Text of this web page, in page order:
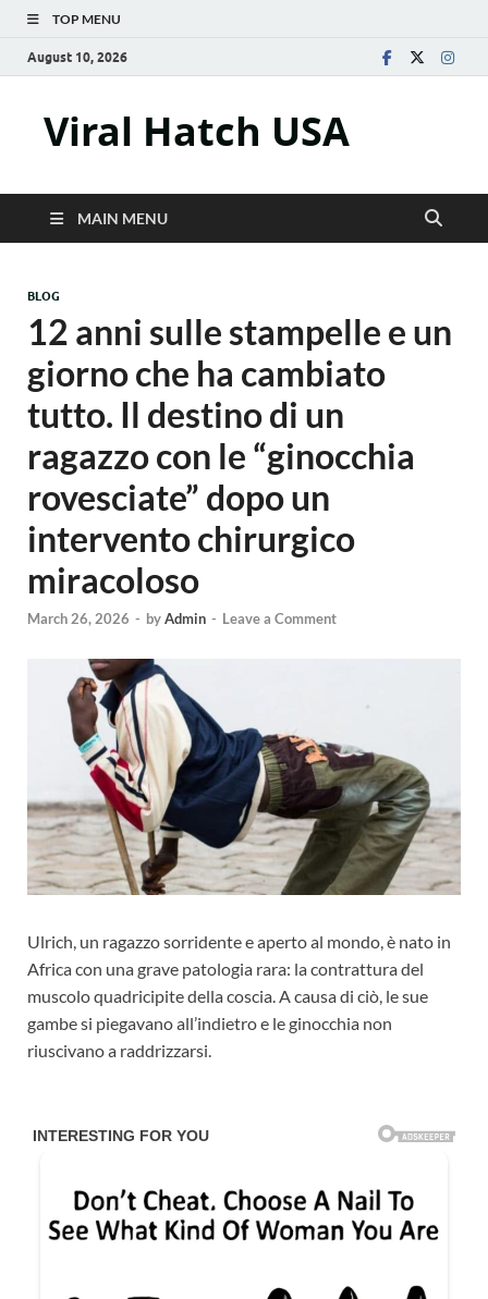
TOP MENU
August 10, 2026
Viral Hatch USA
MAIN MENU
BLOG
12 anni sulle stampelle e un
giorno che ha cambiato
tutto. Il destino di un
ragazzo con le “ginocchia
rovesciate” dopo un
intervento chirurgico
miracoloso
March 26, 2026 - byAdmin - Leave a Comment
Ulrich, un ragazzo sorridente e aperto al mondo, è nato in
Africa con una grave patologia rara: la contrattura del
muscolo quadricipite della coscia. A causa di ciò, le sue
gambe si piegavano all’indietro e le ginocchia non
riuscivano a raddrizzarsi.